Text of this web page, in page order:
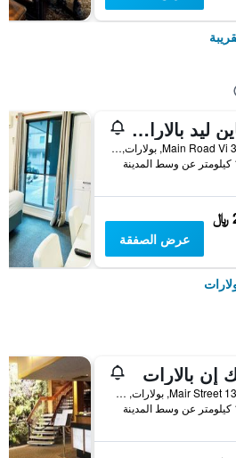
ماين ليد بالارات موتل
312 Main Road Vi, بولارات, VIC, أستراليا
عرض الصفقة
إن بالارات
1317 Mair Street, بولارات, VIC, أستراليا